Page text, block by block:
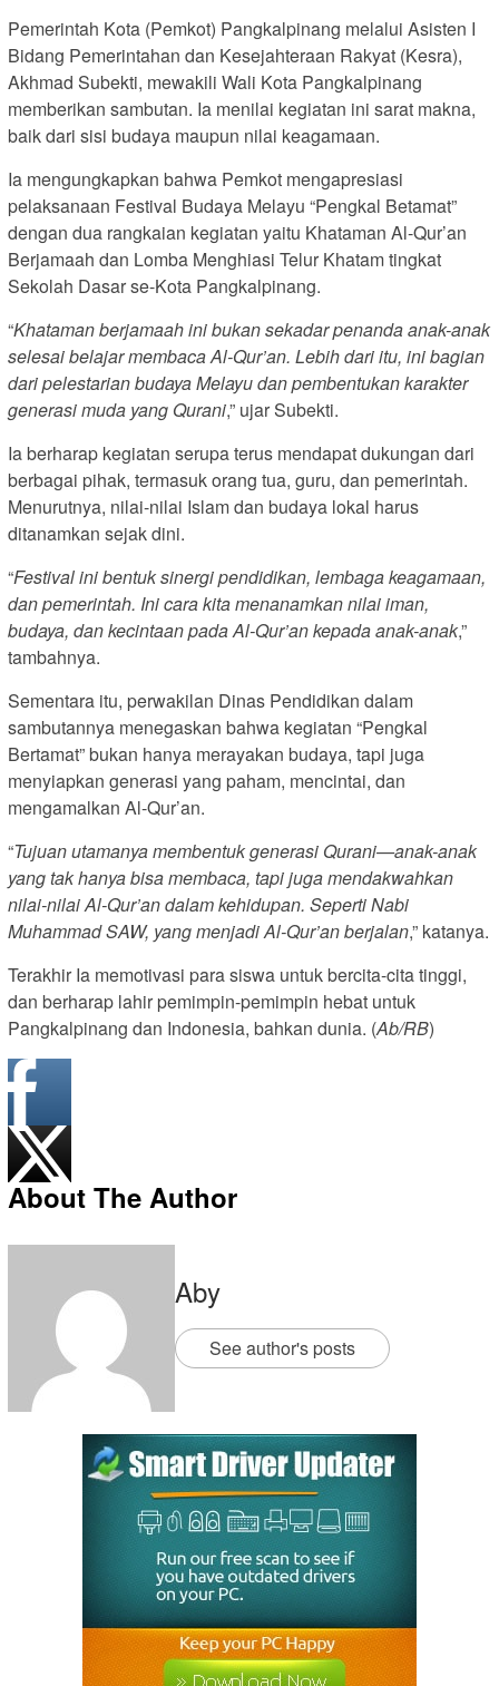
Pemerintah Kota (Pemkot) Pangkalpinang melalui Asisten I
Bidang Pemerintahan dan Kesejahteraan Rakyat (Kesra),
Akhmad Subekti, mewakili Wali Kota Pangkalpinang
memberikan sambutan. Ia menilai kegiatan ini sarat makna,
baik dari sisi budaya maupun nilai keagamaan.
Ia mengungkapkan bahwa Pemkot mengapresiasi
pelaksanaan Festival Budaya Melayu “Pengkal Betamat”
dengan dua rangkaian kegiatan yaitu Khataman Al-Qur’an
Berjamaah dan Lomba Menghiasi Telur Khatam tingkat
Sekolah Dasar se-Kota Pangkalpinang.
“Khataman berjamaah ini bukan sekadar penanda anak-anak
selesai belajar membaca Al-Qur’an. Lebih dari itu, ini bagian
dari pelestarian budaya Melayu dan pembentukan karakter
generasi muda yang Qurani,” ujar Subekti.
Ia berharap kegiatan serupa terus mendapat dukungan dari
berbagai pihak, termasuk orang tua, guru, dan pemerintah.
Menurutnya, nilai-nilai Islam dan budaya lokal harus
ditanamkan sejak dini.
“Festival ini bentuk sinergi pendidikan, lembaga keagamaan,
dan pemerintah. Ini cara kita menanamkan nilai iman,
budaya, dan kecintaan pada Al-Qur’an kepada anak-anak,”
tambahnya.
Sementara itu, perwakilan Dinas Pendidikan dalam
sambutannya menegaskan bahwa kegiatan “Pengkal
Bertamat” bukan hanya merayakan budaya, tapi juga
menyiapkan generasi yang paham, mencintai, dan
mengamalkan Al-Qur’an.
“Tujuan utamanya membentuk generasi Qurani—anak-anak
yang tak hanya bisa membaca, tapi juga mendakwahkan
nilai-nilai Al-Qur’an dalam kehidupan. Seperti Nabi
Muhammad SAW, yang menjadi Al-Qur’an berjalan,” katanya.
Terakhir Ia memotivasi para siswa untuk bercita-cita tinggi,
dan berharap lahir pemimpin-pemimpin hebat untuk
Pangkalpinang dan Indonesia, bahkan dunia. (Ab/RB)
About The Author
Aby
See author's posts